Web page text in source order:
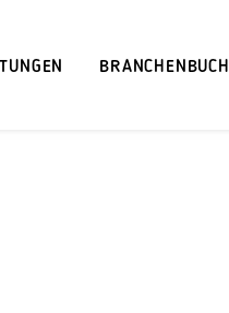
BRANCHENBUCH